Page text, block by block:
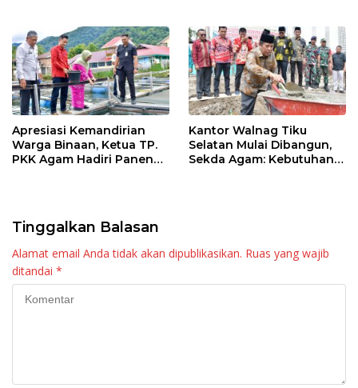
Apresiasi Kemandirian
Warga Binaan, Ketua TP.
PKK Agam Hadiri Panen
Kantor Walnag Tiku
Selatan Mulai Dibangun,
Sekda Agam: Kebutuhan
Tinggalkan Balasan
Alamat email Anda tidak akan dipublikasikan. Ruas yang wajib
ditandai *